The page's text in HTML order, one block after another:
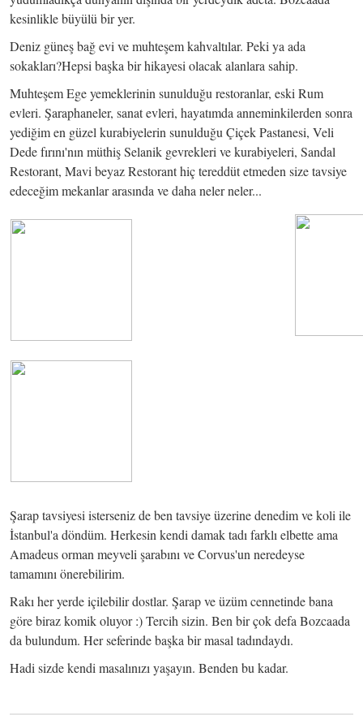
kesinlikle büyülü bir yer.
Deniz güneş bağ evi ve muhteşem kahvaltılar. Peki ya ada
sokakları?Hepsi başka bir hikayesi olacak alanlara sahip.
Muhteşem Ege yemeklerinin sunulduğu restoranlar, eski Rum
evleri. Şaraphaneler, sanat evleri, hayatımda anneminkilerden sonra
yediğim en güzel kurabiyelerin sunulduğu Çiçek Pastanesi, Veli
Dede fırını'nın müthiş Selanik gevrekleri ve kurabiyeleri, Sandal
Restorant, Mavi beyaz Restorant hiç tereddüt etmeden size tavsiye
edeceğim mekanlar arasında ve daha neler neler...
Şarap tavsiyesi isterseniz de ben tavsiye üzerine denedim ve koli ile
İstanbul'a döndüm. Herkesin kendi damak tadı farklı elbette ama
Amadeus orman meyveli şarabını ve Corvus'un neredeyse
tamamını önerebilirim.
Rakı her yerde içilebilir dostlar. Şarap ve üzüm cennetinde bana
göre biraz komik oluyor :) Tercih sizin. Ben bir çok defa Bozcaada
da bulundum. Her seferinde başka bir masal tadındaydı.
Hadi sizde kendi masalınızı yaşayın. Benden bu kadar.